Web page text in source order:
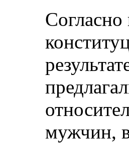
Согласно
мужчин,